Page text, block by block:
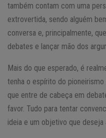
também contam com uma
extrovertida, sendo alguém
conversa e, principalmente,
debates e lançar mão dos
Mais do que esperado, é
tenha o espírito do
que entre de cabeça em
favor. Tudo para tentar
ideia e um objetivo que deseja